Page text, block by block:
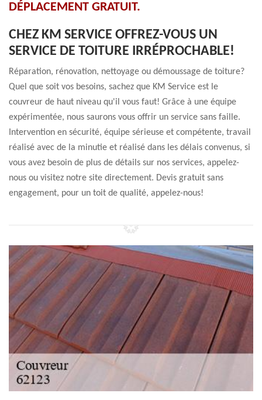
DÉPLACEMENT GRATUIT.
CHEZ KM SERVICE OFFREZ-VOUS UN
SERVICE DE TOITURE IRRÉPROCHABLE!
Réparation, rénovation, nettoyage ou démoussage de toiture?
Quel que soit vos besoins, sachez que KM Service est le
couvreur de haut niveau qu'il vous faut! Grâce à une équipe
expérimentée, nous saurons vous offrir un service sans faille.
Intervention en sécurité, équipe sérieuse et compétente, travail
réalisé avec de la minutie et réalisé dans les délais convenus, si
vous avez besoin de plus de détails sur nos services, appelez-
nous ou visitez notre site directement. Devis gratuit sans
engagement, pour un toit de qualité, appelez-nous!